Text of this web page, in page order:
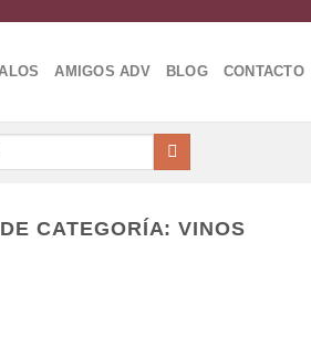
AMIGOS ADV BLOG CONTACTO
CATEGORÍA:VINOS